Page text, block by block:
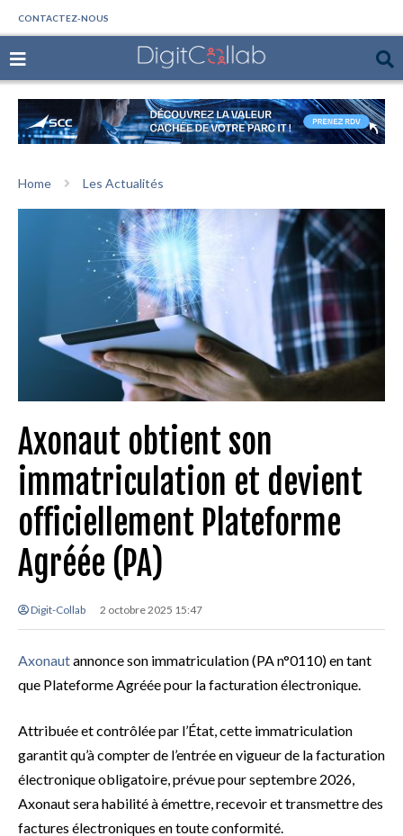
CONTACTEZ-NOUS
Home Les Actualités
Axonaut obtient son
immatriculation et devient
officiellement Plateforme
Agréée (PA)
Digit-Collab 2 octobre 2025 15:47
Axonautannonce son immatriculation (PA n°0110) en tant
que Plateforme Agréée pour la facturation électronique.
Attribuée et contrôlée par l’État, cette immatriculation
garantit qu’à compter de l’entrée en vigueur de la facturation
électronique obligatoire, prévue pour septembre 2026,
Axonaut sera habilité à émettre, recevoir et transmettre des
factures électroniques en toute conformité.